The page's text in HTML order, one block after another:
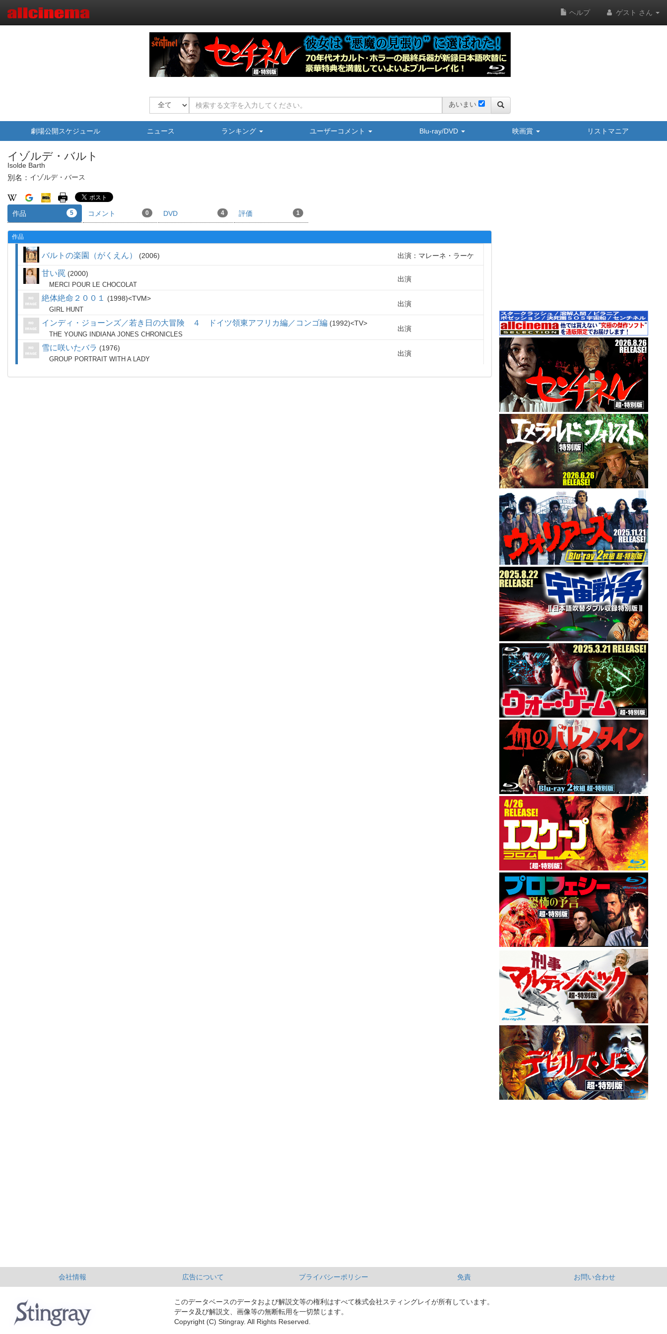
ヘルプ ゲスト さん
あいまい
劇場公開スケジュール ニュース ランキング ユーザーコメント Blu-ray/DVD 映画賞 リストマニア
イゾルデ・バルト
Isolde Barth
別名： イゾルデ・バース
作品 5 コメント 0 DVD 4 評価 1
作品
バルトの楽園（がくえん） 2006 出演：マレーネ・ラーケ
甘い罠 2000
MERCI POUR LE CHOCOLAT
出演
絶体絶命２００１ 1998 TVM
GIRL HUNT
出演
インディ・ジョーンズ／若き日の大冒険 ４ ドイツ領東アフリカ編／コンゴ編 1992 TV
THE YOUNG INDIANA JONES CHRONICLES
出演
雪に咲いたバラ 1976
GROUP PORTRAIT WITH A LADY
出演
会社情報 広告について プライバシーポリシー 免責 お問い合わせ
このデータベースのデータおよび解説文等の権利はすべて株式会社スティングレイが所有しています。
データ及び解説文、画像等の無断転用を一切禁じます。
Copyright (C) Stingray. All Rights Reserved.